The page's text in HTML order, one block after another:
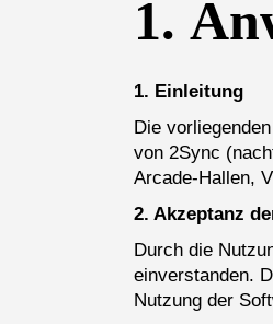
1.
1. Einleitung
Die
von 2Sync
Arcade-Hallen,
2. Akzeptanz
Durch die
einverstanden.
Nutzung der